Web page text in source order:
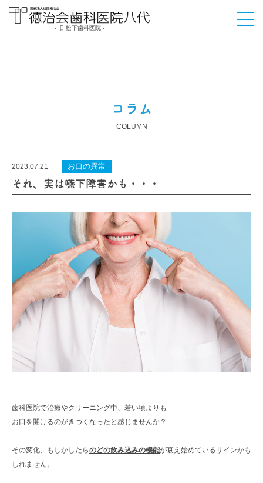
- 旧 松下歯科医院 -
コラム
COLUMN
2023.07.21 お口の異常
それ、実は嚥下障害かも・・・
歯科医院で治療やクリーニング中、若い頃よりも
お口を開けるのがきつくなったと感じませんか？
その変化、もしかしたらのどの飲み込みの機能が衰え始めているサインかも
しれません。